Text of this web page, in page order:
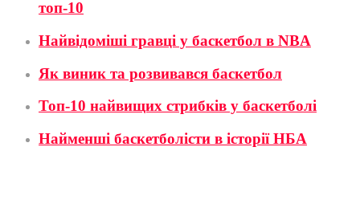
топ-10
Найвідоміші гравці у баскетбол в NBA
Як виник та розвивався баскетбол
Топ-10 найвищих стрибків у баскетболі
Найменші баскетболісти в історії НБА